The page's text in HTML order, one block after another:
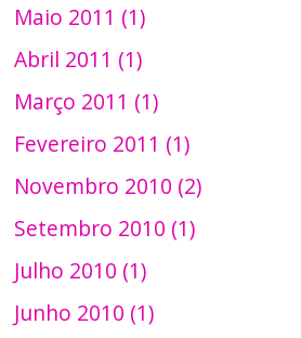
Maio 2011 (1)
Abril 2011 (1)
Março 2011 (1)
Fevereiro 2011 (1)
Novembro 2010 (2)
Setembro 2010 (1)
Julho 2010 (1)
Junho 2010 (1)